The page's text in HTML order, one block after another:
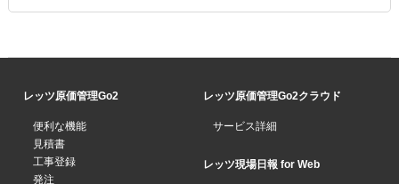
レッツ原価管理Go2
便利な機能
見積書
工事登録
発注
レッツ原価管理Go2クラウド
サービス詳細
レッツ現場日報 for Web